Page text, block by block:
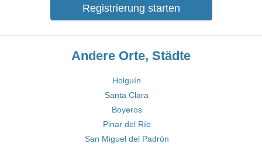
Registrierung starten
Andere Orte, Städte
Holguín
Santa Clara
Boyeros
Pinar del Río
San Miguel del Padrón